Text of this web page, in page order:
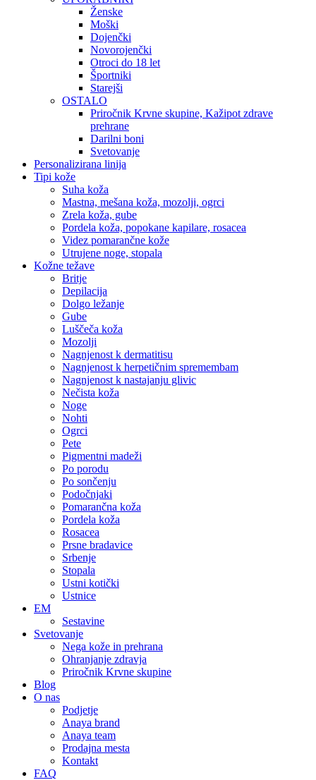
Ženske
Moški
Dojenčki
Novorojenčki
Otroci do 18 let
Športniki
Starejši
OSTALO
Priročnik Krvne skupine, Kažipot zdrave
prehrane
Darilni boni
Svetovanje
Personalizirana linija
Tipi kože
Suha koža
Mastna, mešana koža, mozolji, ogrci
Zrela koža, gube
Pordela koža, popokane kapilare, rosacea
Videz pomarančne kože
Utrujene noge, stopala
Kožne težave
Britje
Depilacija
Dolgo ležanje
Gube
Luščeča koža
Mozolji
Nagnjenost k dermatitisu
Nagnjenost k herpetičnim spremembam
Nagnjenost k nastajanju glivic
Nečista koža
Noge
Nohti
Ogrci
Pete
Pigmentni madeži
Po porodu
Po sončenju
Podočnjaki
Pomarančna koža
Pordela koža
Rosacea
Prsne bradavice
Srbenje
Stopala
Ustni kotički
Ustnice
EM
Sestavine
Svetovanje
Nega kože in prehrana
Ohranjanje zdravja
Priročnik Krvne skupine
Blog
O nas
Podjetje
Anaya brand
Anaya team
Prodajna mesta
Kontakt
FAQ